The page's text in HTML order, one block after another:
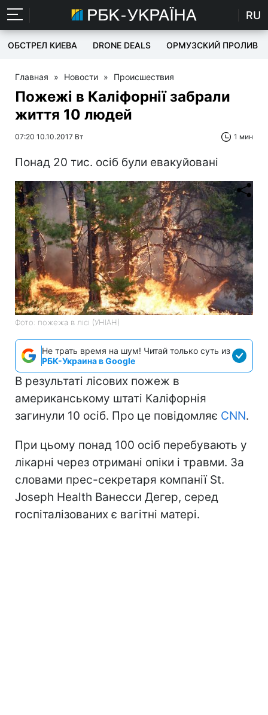
RU
ОБСТРЕЛ КИЕВА DRONE DEALS ОРМУЗСКИЙ ПРОЛИВ
Главная » Новости » Происшествия
Пожежі в Каліфорнії забрали
життя 10 людей
07:20 10.10.2017 Вт 1 мин
Понад 20 тис. осіб були евакуйовані
Фото: пожежа в лісі (УНІАН)
Не трать время на шум! Читай только суть из
РБК-Украина в Google
В результаті лісових пожеж в
американському штаті Каліфорнія
загинули 10 осіб. Про це повідомляє CNN.
При цьому понад 100 осіб перебувають у
лікарні через отримані опіки і травми. За
словами прес-секретаря компанії St.
Joseph Health Ванесси Дегер, серед
госпіталізованих є вагітні матері.